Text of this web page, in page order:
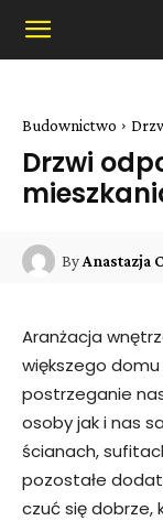
Budownictwo
Drzwi
ByAnastazja
Aranżacja
większego
postrzeganie
osoby jak i nas
ścianach,
pozostałe
czuć się